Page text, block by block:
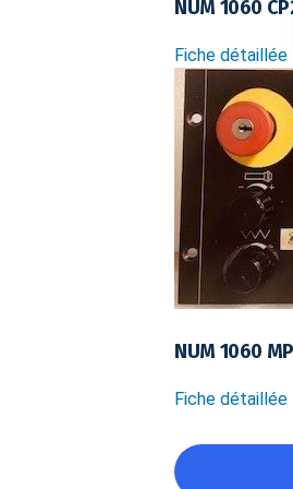
NUM 1060
Fiche détaillée
NUM 1060
Fiche détaillée